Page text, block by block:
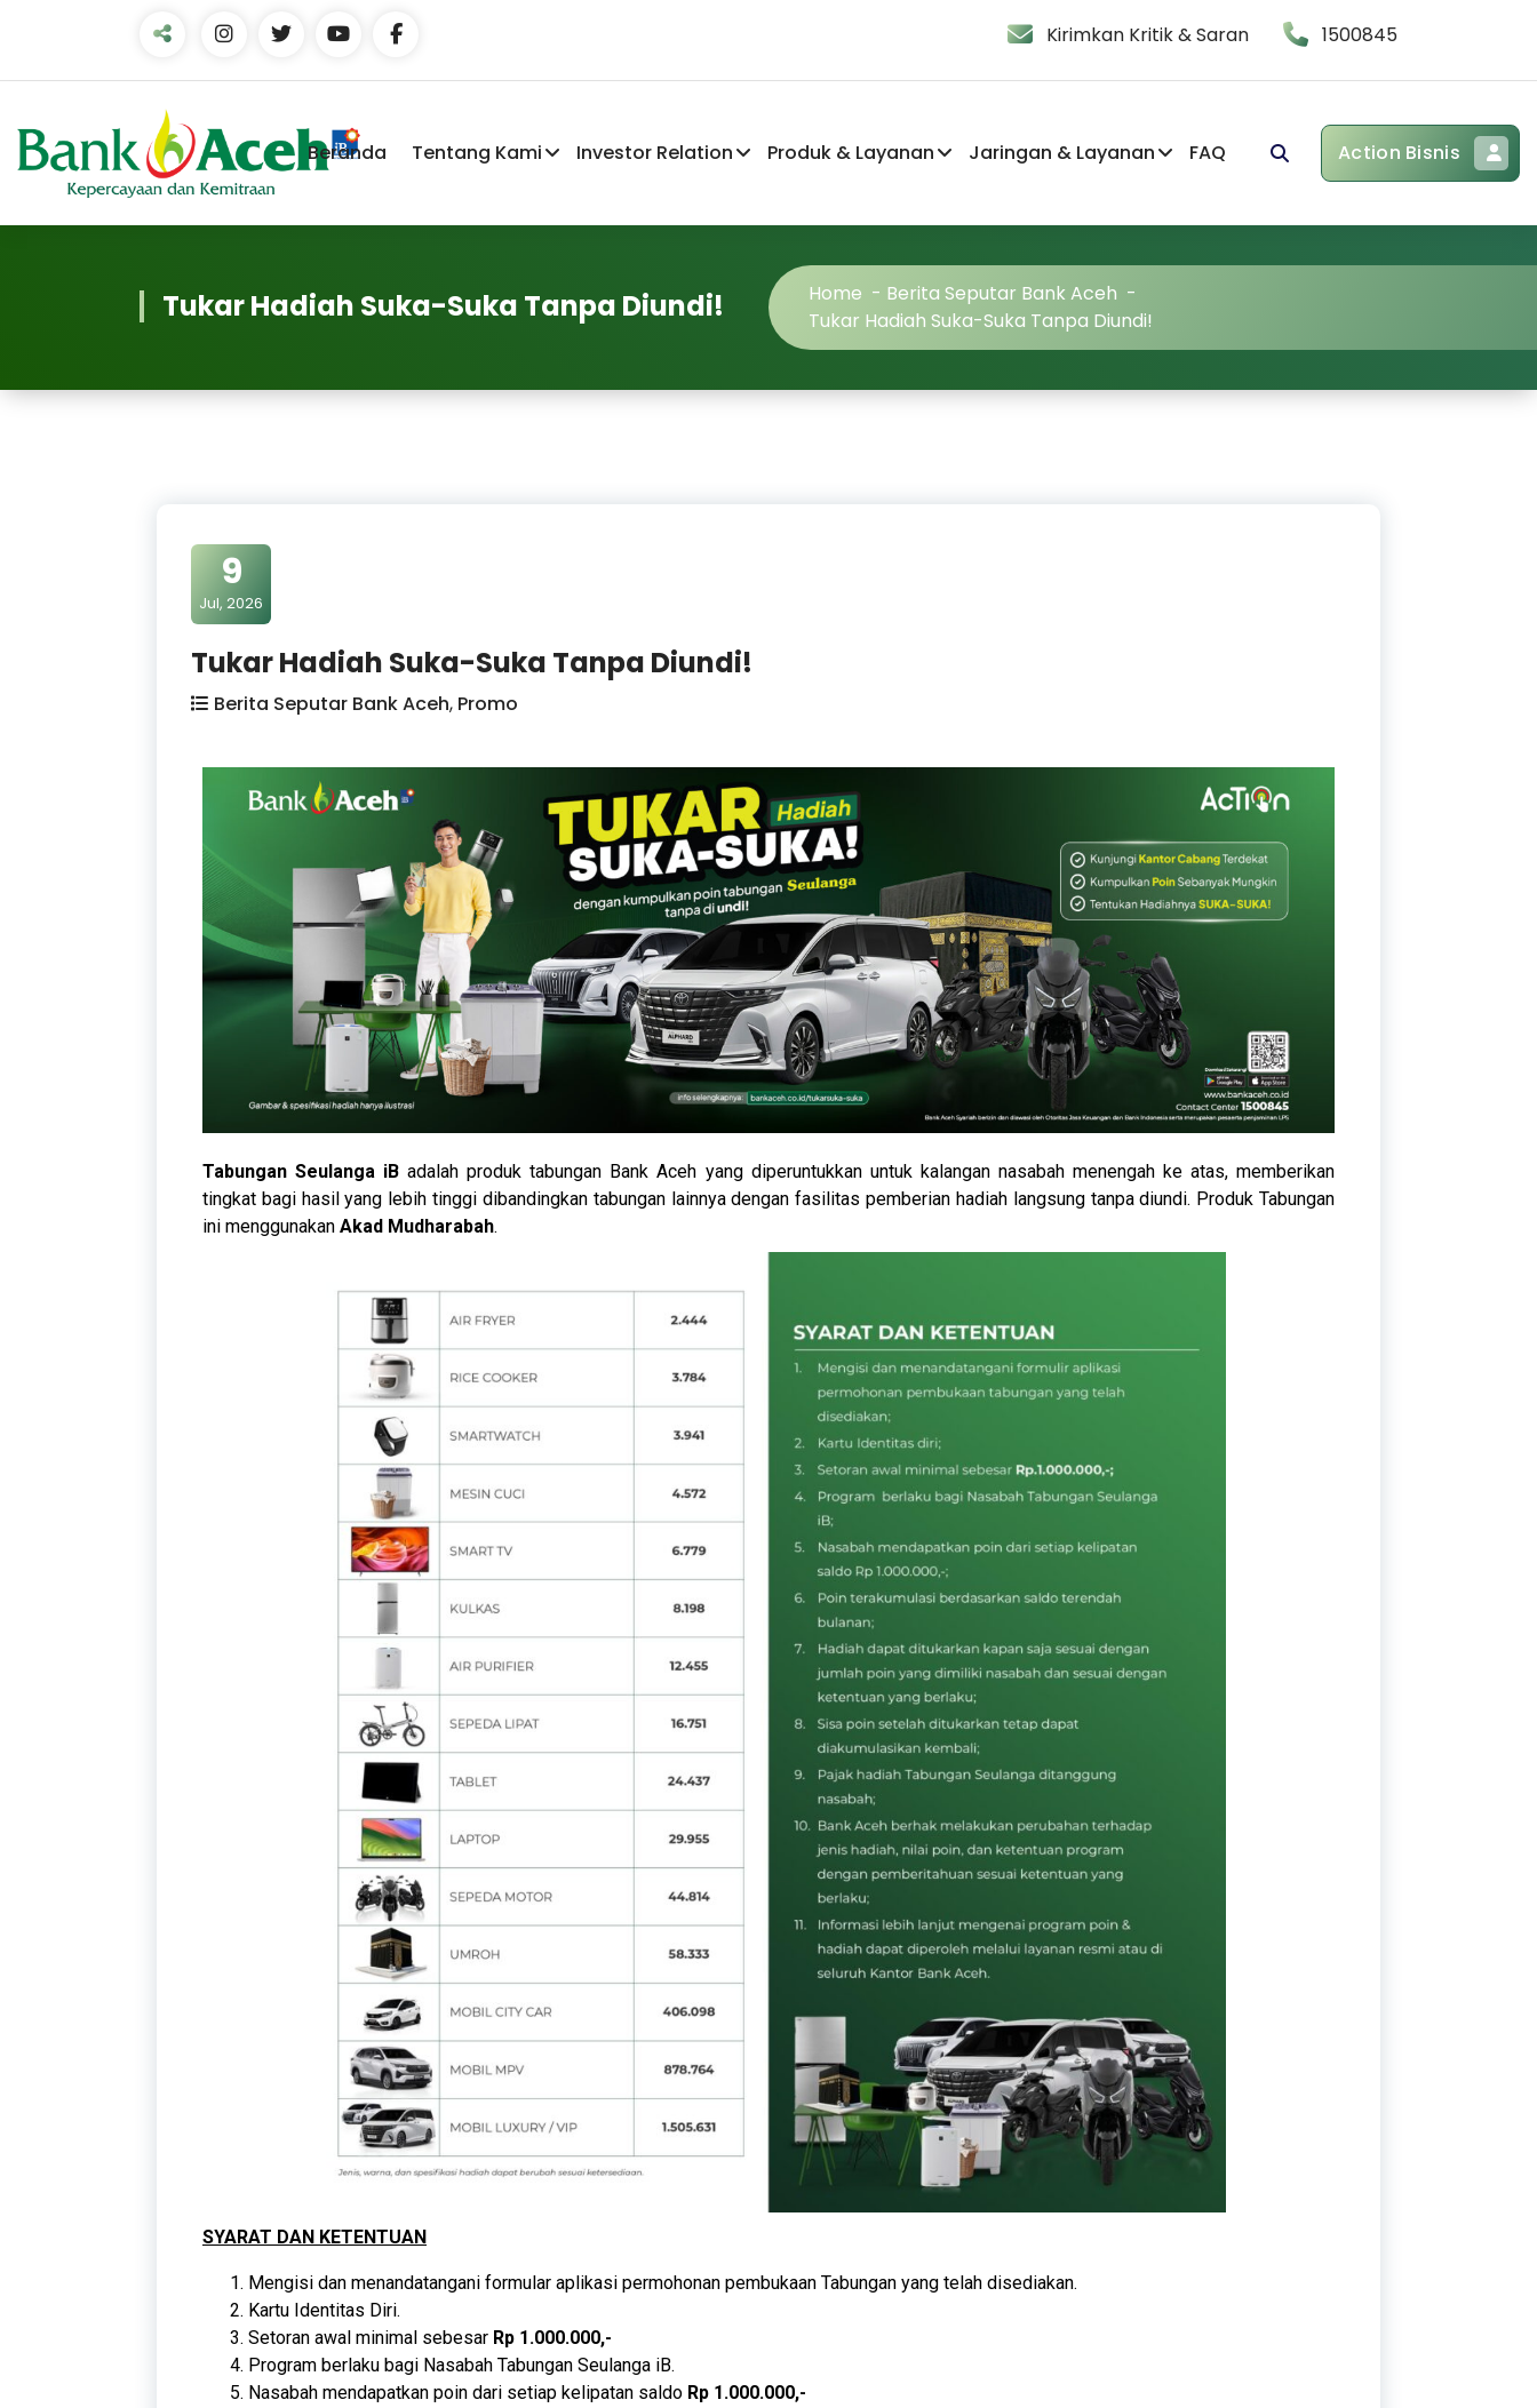
Kirimkan Kritik & Saran 1500845
Beranda Tentang Kami Investor Relation Produk & Layanan Jaringan & Layanan FAQ Action Bisnis
Tukar Hadiah Suka-Suka Tanpa Diundi! Home - Berita Seputar Bank Aceh -
Tukar Hadiah Suka-Suka Tanpa Diundi!
9
Jul, 2026
Tukar Hadiah Suka-Suka Tanpa Diundi!
Berita Seputar Bank Aceh, Promo
Tabungan Seulanga iB adalah produk tabungan Bank Aceh yang diperuntukkan untuk kalangan nasabah menengah ke atas, memberikan
tingkat bagi hasil yang lebih tinggi dibandingkan tabungan lainnya dengan fasilitas pemberian hadiah langsung tanpa diundi. Produk Tabungan
ini menggunakan Akad Mudharabah.
SYARAT DAN KETENTUAN
Mengisi dan menandatangani formular aplikasi permohonan pembukaan Tabungan yang telah disediakan.
Kartu Identitas Diri.
Setoran awal minimal sebesar Rp 1.000.000,-
Program berlaku bagi Nasabah Tabungan Seulanga iB.
Nasabah mendapatkan poin dari setiap kelipatan saldo Rp 1.000.000,-